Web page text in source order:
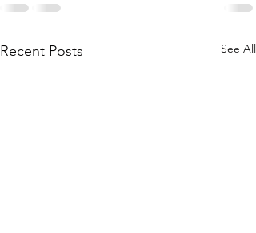
Recent Posts See All